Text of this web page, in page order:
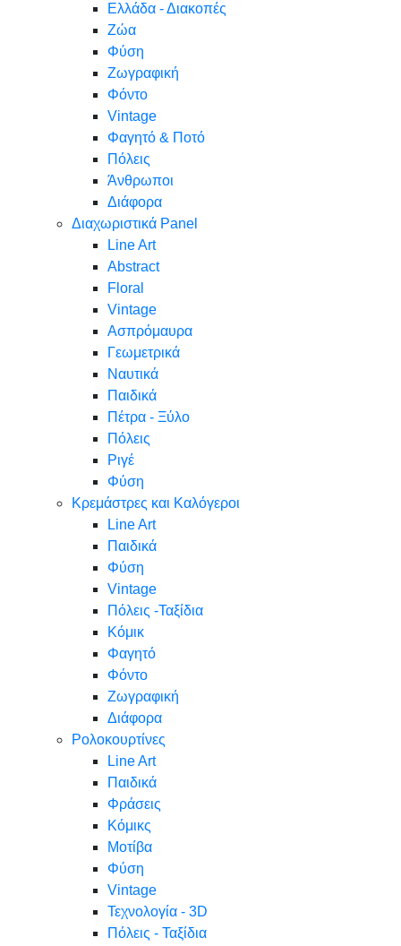
Ελλάδα - Διακοπές
Ζώα
Φύση
Ζωγραφική
Φόντο
Vintage
Φαγητό & Ποτό
Πόλεις
Άνθρωποι
Διάφορα
Διαχωριστικά Panel
Line Art
Abstract
Floral
Vintage
Ασπρόμαυρα
Γεωμετρικά
Ναυτικά
Παιδικά
Πέτρα - Ξύλο
Πόλεις
Ριγέ
Φύση
Κρεμάστρες και Καλόγεροι
Line Art
Παιδικά
Φύση
Vintage
Πόλεις -Ταξίδια
Κόμικ
Φαγητό
Φόντο
Ζωγραφική
Διάφορα
Ρολοκουρτίνες
Line Art
Παιδικά
Φράσεις
Κόμικς
Μοτίβα
Φύση
Vintage
Τεχνολογία - 3D
Πόλεις - Ταξίδια